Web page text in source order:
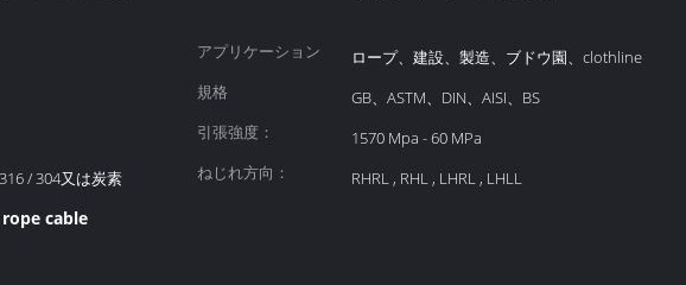
アプリケーション
ロープ、建設、製造、ブドウ園、clothline
規格
GB、ASTM、DIN、AISI、BS
引張強度：
1570 Mpa - 60 MPa
/ 304又は炭素
ねじれ方向： RHRL , RHL , LHRL , LHLL
cable